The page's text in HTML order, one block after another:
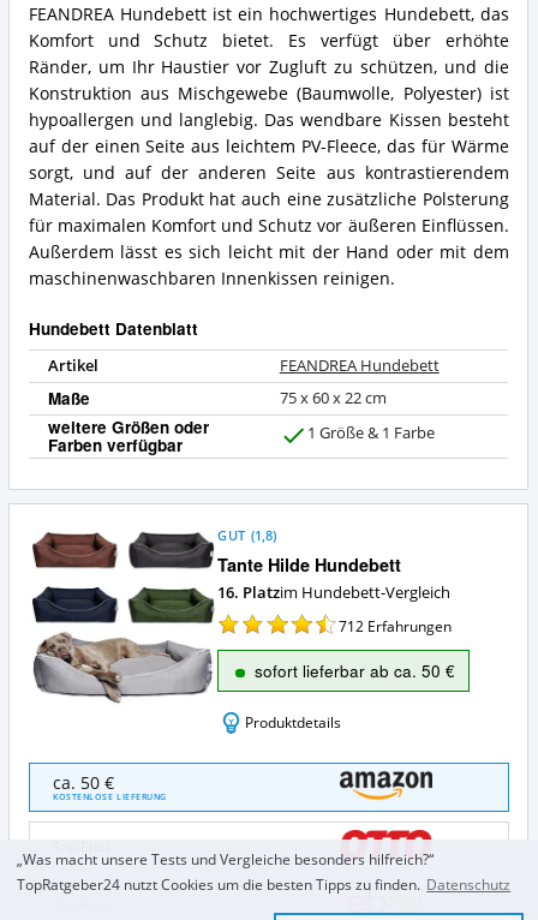
FEANDREA
Hundebett
Zusammenfassung:
Was
bietet
dieses
Hundebett?
FEANDREA Hundebett ist ein hochwertiges Hundebett, das
Komfort und Schutz bietet. Es verfügt über erhöhte
Ränder, um Ihr Haustier vor Zugluft zu schützen, und die
Konstruktion aus Mischgewebe (Baumwolle, Polyester) ist
hypoallergen und langlebig. Das wendbare Kissen besteht
auf der einen Seite aus leichtem PV-Fleece, das für Wärme
sorgt, und auf der anderen Seite aus kontrastierendem
Material. Das Produkt hat auch eine zusätzliche Polsterung
für maximalen Komfort und Schutz vor äußeren Einflüssen.
Außerdem lässt es sich leicht mit der Hand oder mit dem
maschinenwaschbaren Innenkissen reinigen.
Hundebett Datenblatt
Artikel FEANDREA Hundebett
Maße 75 x 60 x 22 cm
weitere Größen oder
Farben verfügbar 1 Größe & 1 Farbe
spricht
für
dieses
Hundebett?
Tante Hilde Hundebett
GUT (1,8)
16. Platzim Hundebett-Vergleich
712 Erfahrungen
sofort lieferbar ab ca. 50 €
Produktdetails
Tante
Hilde
Hundebett
Angebote:
Wo
ist
dieses
ca. 50 €
KOSTENLOSE LIEFERUNG
„Was macht unsere Tests und Vergleiche besonders hilfreich?“
TopRatgeber24 nutzt Cookies um die besten Tipps zu finden. Datenschutz